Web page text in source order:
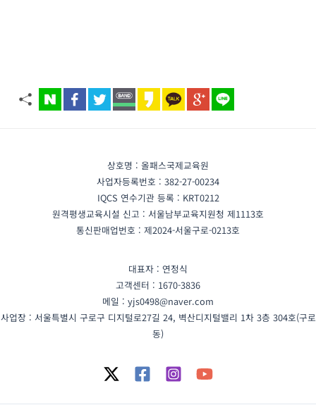
으로 회원가입을 불허하며, ‘회사’의 웹상으로 개별
적으로 회원 가입할 수 없습니다.
국산업인력공단의 모니터링용으로만 사용됩니
다.”라는 문구 및 “동의표시란”을 표시하며, 위 “동
의표시”란에 체크한 수강생에 한하여 회원 가입을
허용합니다.
의 취지에 따라 각 회원(수강생)들의 신상 정보를
‘회사’의 학습관리시스템(LMS)에 등록하고, ‘회
사’의 LMS는 자동적으로 아이디(ID)와 비밀번호
(P/W)를 각 회원(수강생)의 핸드폰으로 발송합니
제5조 【가입시 신상정보의 변경】
1-1 홈페이지 회원가입 및 관리
1-2 민원사무 처리
민원인의 신원 확인, 민원사항 확인, 사실조사를 위
한 연락·통지, 처리결과 통보 등을 목적으로 개인정
1-3 재화 또는 서비스 제공
서비스 제공, 청구서 발송, 콘텐츠 제공, 맞춤 서비
스 제공 등을 목적으로 개인정보를 처리합니다.
트 및 광고성 정보 제공 및 참여기회 제공 등을 목
상호명 : 올패스국제교육원
사업자등록번호 : 382-27-00234
IQCS 연수기관 등록 : KRT0212
원격평생교육시설 신고 : 서울남부교육지원청 제1113호
통신판매업번호 : 제2024-서울구로-0213호
대표자 : 연정식
고객센터 : 1670-3836
메일 : yjs0498@naver.com
사업장 : 서울특별시 구로구 디지털로27길 24, 벽산디지털밸리 1차 3층 304호(구로
동)